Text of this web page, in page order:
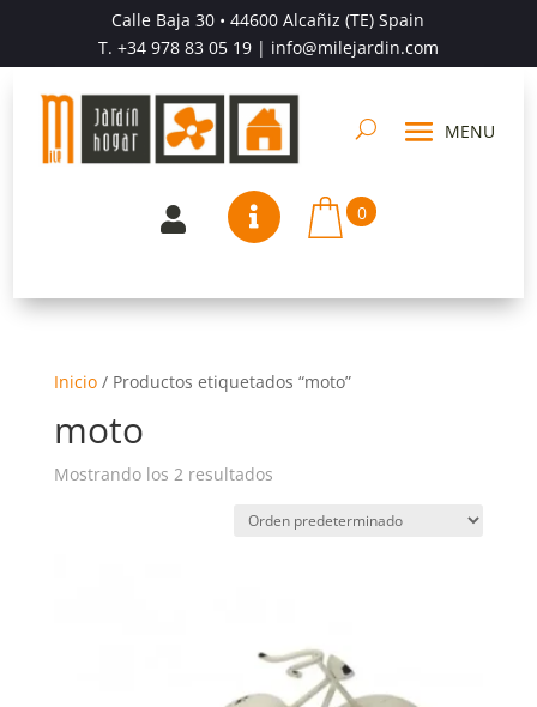
Calle Baja 30 • 44600 Alcañiz (TE) Spain
T. +34 978 83 05 19| info@milejardin.com
  0
Inicio/ Productos etiquetados “moto”
moto
Mostrando los 2 resultados